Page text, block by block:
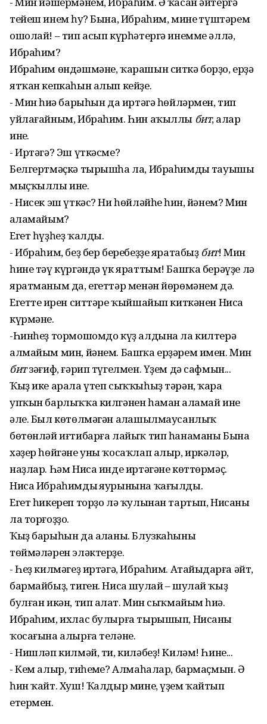
тейеш инем һуң? Бына, Ибраһим, минең түштәрем
ошолай! – тип асып күрһәтергә инемме әллә,
Ибраһим?
Ибраһим өндәшмәне, ҡарашын ситкә борҙо, ерҙә
ятҡан кепкаһын алып кейҙе.
- Мин һиңә барыһын да иртәгә һөйләрмен, тип
уйлағайным, Ибраһим. Һин аҡыллы бит, аңлар
инең.
- Иртәгә? Эш үткәсме?
Белгертмәҫкә тырышһа ла, Ибраһимдың тауышы
мыҫҡыллы ине.
- Нисек эш үткәс? Ни һөйләйһең һин, йәнем? Мин
аңламайым?
Егет һүҙһеҙ ҡалды.
- Ибраһим, беҙ бер беребеҙҙе яратабыҙбит! Мин
һине тәү күргәндә үк яраттым! Башҡа берәүҙе лә
яратманым да, егеттәр менән йөрөмәнем дә.
Егеттең ирен ситтәре ҡыйшайып киткәнен Ниса
күрмәне.
-Һинһеҙ тормошомдо күҙ алдына ла килтерә
алмайым мин, йәнем. Башҡа ерҙәрем имен. Мин
битзәғиф, ғәрип түгелмен. Үҙем дә сафмын...
Ҡыҙ ике арала үтеп сыҡҡыһыҙ тәрән, ҡара
упҡын барлыҡҡа килгәнен һаман аңламай ине
әле. Был көтөлмәгән аңлашылмаусанлыҡ
бөтөнләй иғтибарға лайыҡ тип һанаманы Бына
хәҙер һөйгәне уны ҡосаҡлап алыр, иркәләр,
наҙлар. Һәм Ниса инде иртәгәне көттөрмәҫ.
Ниса Ибраһимдың яурынына ҡағылды.
Егет һикереп торҙо лә ҡулынан тартып, Нисаны
ла торғоҙҙо.
Ҡыҙ барыһын да аңланы. Блузкаһының
төймәләрен эләктерҙе.
- Һеҙ килмәгеҙ иртәгә, Ибраһим. Атайыңдарға әйт,
бармайбыҙ, тиген. Ниса шулай – шулай ҡыҙ
булған икән, тип аңлат. Мин сыҡмайым һиңә.
Ибраһим, ихлас булырға тырышып, Нисаны
ҡосағына алырға теләне.
- Нишләп килмәй, ти, киләбеҙ! Киләм! Һине...
- Кем алыр, тиһеңме? Алмаһалар, бармаҫмын. Ә
һин ҡайт. Хуш! Ҡалдыр мине, үҙем ҡайтып
етермен.